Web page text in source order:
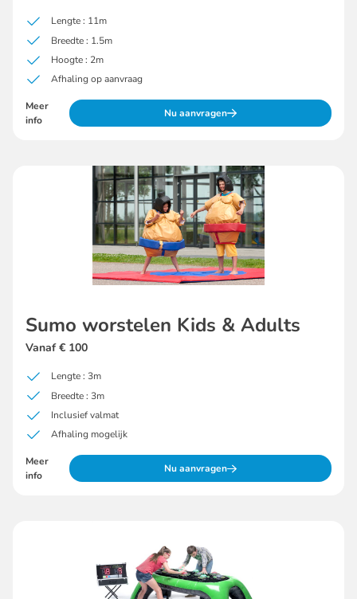
Lengte : 11m
Breedte : 1.5m
Hoogte : 2m
Afhaling op aanvraag
Meer
info
Nu aanvragen
Sumo worstelen Kids & Adults
Vanaf € 100
Lengte : 3m
Breedte : 3m
Inclusief valmat
Afhaling mogelijk
Meer
info
Nu aanvragen